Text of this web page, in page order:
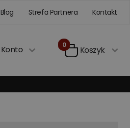
Blog Strefa Partnera Kontakt
Konto 0 Koszyk